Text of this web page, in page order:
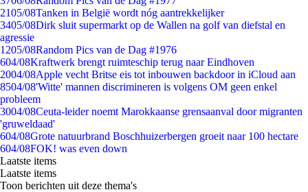
2105/08Tanken in België wordt nóg aantrekkelijker
3405/08Dirk sluit supermarkt op de Wallen na golf van diefstal en
agressie
1205/08Random Pics van de Dag #1976
604/08Kraftwerk brengt ruimteschip terug naar Eindhoven
2004/08Apple vecht Britse eis tot inbouwen backdoor in iCloud aan
8504/08'Witte' mannen discrimineren is volgens OM geen enkel
probleem
3004/08Ceuta-leider noemt Marokkaanse grensaanval door migranten
'gruweldaad'
604/08Grote natuurbrand Boschhuizerbergen groeit naar 100 hectare
604/08FOK! was even down
Laatste items
Laatste items
Toon berichten uit deze thema's